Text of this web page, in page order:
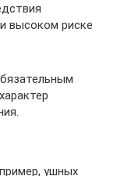
высоком риске
ушных